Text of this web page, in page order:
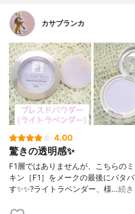
カサブランカ
4.00
驚きの透明感✨
F1層ではありませんが、こちらの
キン［F1］をメークの最後にパタ
す✨✨?ライトラベンダー、様…続